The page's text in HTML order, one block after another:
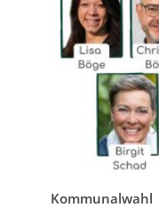
Kommunalwahl